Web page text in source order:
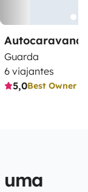
Autocaravana
Guarda
6 viajantes
5,0Best Owner